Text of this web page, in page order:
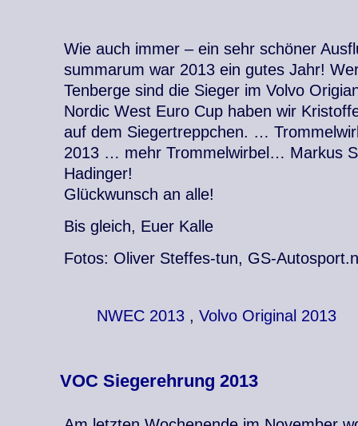
Wie auch immer – ein sehr schöner
summarum war 2013 ein gutes Jahr!
Tenberge sind die Sieger im Volvo
Nordic West Euro Cup haben wir
auf dem Siegertreppchen. …
2013 … mehr Trommelwirbel… Markus
Hadinger!
Glückwunsch an alle!
Bis gleich, Euer Kalle
Fotos: Oliver Steffes-tun, GS-
NWEC 2013, Volvo Original 2013
VOC Siegerehrung 2013